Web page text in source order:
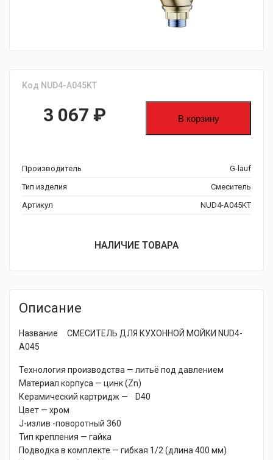
Код NUD4-A045KT
3 067 ₽ В корзину
Производитель
G-lauf
Тип изделия
Смеситель
Артикул
NUD4-A045KT
НАЛИЧИЕ ТОВАРА
Описание
Название СМЕСИТЕЛЬ ДЛЯ КУХОННОЙ МОЙКИ NUD4-
A045
Технология производства — литьё под давлением
Материал корпуса — цинк (Zn)
Керамический картридж — D40
Цвет — хром
J-излив -поворотный 360
Тип крепления — гайка
Подводка в комплекте — гибкая 1/2 (длина 400 мм)